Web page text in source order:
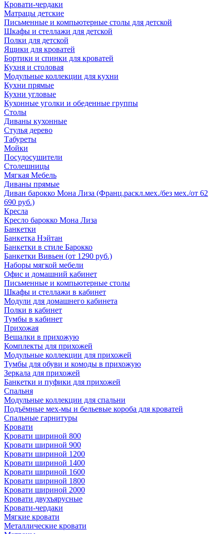
Кровати-чердаки
Матрацы детские
Письменные и компьютерные столы для детской
Шкафы и стеллажи для детской
Полки для детской
Ящики для кроватей
Бортики и спинки для кроватей
Кухня и столовая
Модульные коллекции для кухни
Кухни прямые
Кухни угловые
Кухонные уголки и обеденные группы
Столы
Диваны кухонные
Стулья дерево
Табуреты
Мойки
Посудосушители
Столешницы
Мягкая Мебель
Диваны прямые
Диван барокко Мона Лиза (Франц.раскл.мех./без мех./от 62
690 руб.)
Кресла
Кресло барокко Мона Лиза
Банкетки
Банкетка Нэйтан
Банкетки в стиле Барокко
Банкетки Вивьен (от 1290 руб.)
Наборы мягкой мебели
Офис и домашний кабинет
Письменные и компьютерные столы
Шкафы и стеллажи в кабинет
Модули для домашнего кабинета
Полки в кабинет
Тумбы в кабинет
Прихожая
Вешалки в прихожую
Комплекты для прихожей
Модульные коллекции для прихожей
Тумбы для обуви и комоды в прихожую
Зеркала для прихожей
Банкетки и пуфики для прихожей
Спальня
Модульные коллекции для спальни
Подъёмные мех-мы и бельевые короба для кроватей
Спальные гарнитуры
Кровати
Кровати шириной 800
Кровати шириной 900
Кровати шириной 1200
Кровати шириной 1400
Кровати шириной 1600
Кровати шириной 1800
Кровати шириной 2000
Кровати двухъярусные
Кровати-чердаки
Мягкие кровати
Металлические кровати